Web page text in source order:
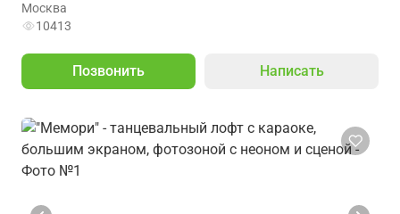
Москва
10413
Позвонить Написать